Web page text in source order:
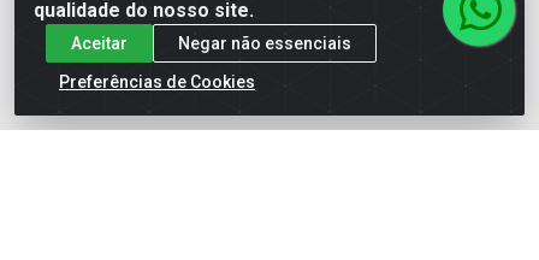
qualidade do nosso site.
Aceitar
Negar não essenciais
Preferências de Cookies
atendimento@rivershop.com.br
Instagram
Formas de Pagamento